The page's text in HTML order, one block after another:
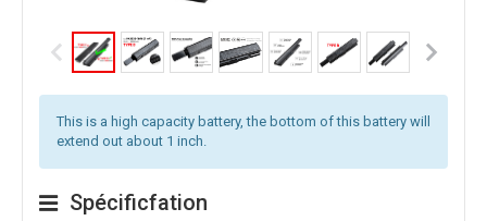
This is a high capacity battery, the bottom of this battery will
extend out about 1 inch.
Spécificfation